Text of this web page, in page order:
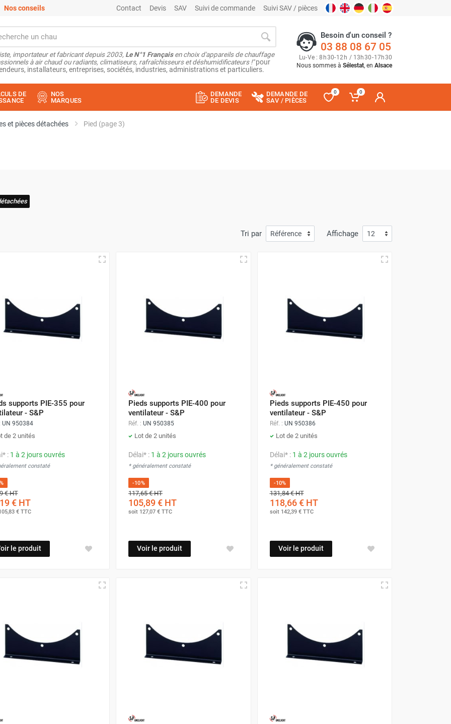
Nos conseils Contact Devis SAV Suivi de commande Suivi SAV / pièces
importateur et fabricant depuis 2003, Le N°1 Françaisen choix d'appareils de chauffage
à air chaud ou radiants, climatiseurs, rafraîchisseurs et déshumidificateurs !"pour
installateurs, entreprises, sociétés, industries, administrations et particuliers.
Besoin d'un conseil ?
03 88 08 67 05
Lu-Ve : 8h30-12h / 13h30-17h30
Nous sommes à Sélestat, en Alsace
DE
NOS
MARQUES
DEMANDE
DE DEVIS
DEMANDE DE
SAV / PIÈCES
0 0
et pièces détachées Pied (page 3)
Tri par Affichage
supports PIE-355 pour
- S&P
UN 950384
de 2 unités
: 1 à 2 jours ouvrés
constaté
€HT
€HT
€TTC
le produit
Pieds supports PIE-400 pour
ventilateur - S&P
Réf. : UN 950385
Lot de 2 unités
Délai* : 1 à 2 jours ouvrés
* généralement constaté
-10%
117,65 €HT
105,89 € HT
soit 127,07 € TTC
Voir le produit
Pieds supports PIE-450 pour
ventilateur - S&P
Réf. : UN 950386
Lot de 2 unités
Délai* : 1 à 2 jours ouvrés
* généralement constaté
-10%
131,84 €HT
118,66 €HT
soit 142,39 €TTC
Voir le produit